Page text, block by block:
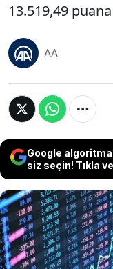
13.519,49 puana
AA
Google
siz seçin! Tıkla
Güne
öğlen